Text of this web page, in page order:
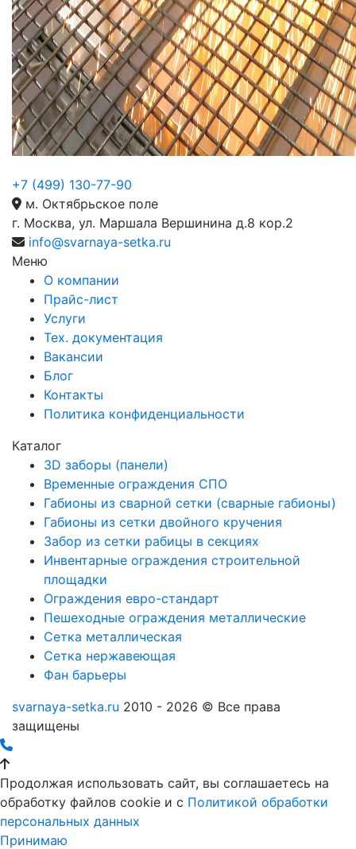
+7 (499) 130-77-90
м. Октябрьское поле
г. Москва, ул. Маршала Вершинина д.8 кор.2
info@svarnaya-setka.ru
Меню
О компании
Прайс-лист
Услуги
Тех. документация
Вакансии
Блог
Контакты
Политика конфиденциальности
Каталог
3D заборы (панели)
Временные ограждения СПО
Габионы из сварной сетки (сварные габионы)
Габионы из сетки двойного кручения
Забор из сетки рабицы в секциях
Инвентарные ограждения строительной
площадки
Ограждения евро-стандарт
Пешеходные ограждения металлические
Сетка металлическая
Сетка нержавеющая
Фан барьеры
svarnaya-setka.ru 2010 - 2026 © Все права
защищены
Продолжая использовать сайт, вы соглашаетесь на
обработку файлов cookie и c Политикой обработки
персональных данных
Принимаю